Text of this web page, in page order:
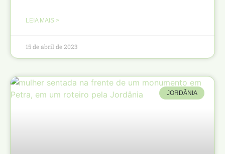
LEIA MAIS >
15 de abril de 2023
JORDÂNIA